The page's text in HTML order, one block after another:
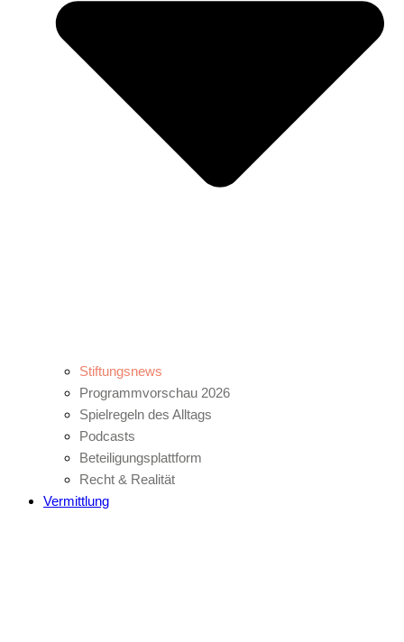
Stiftungsnews
Programmvorschau 2026
Spielregeln des Alltags
Podcasts
Beteiligungsplattform
Recht & Realität
Vermittlung